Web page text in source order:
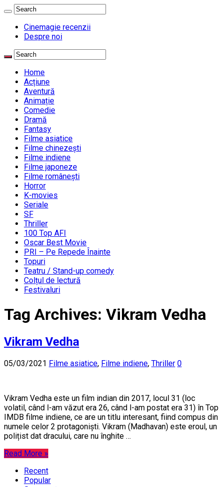
Cinemagie recenzii
Despre noi
Home
Acțiune
Aventură
Animație
Comedie
Dramă
Fantasy
Filme asiatice
Filme chinezești
Filme indiene
Filme japoneze
Filme românești
Horror
K-movies
Seriale
SF
Thriller
100 Top AFI
Oscar Best Movie
PRI – Pe Repede Înainte
Topuri
Teatru / Stand-up comedy
Colțul de lectură
Festivaluri
Tag Archives: Vikram Vedha
Vikram Vedha
05/03/2021 Filme asiatice, Filme indiene, Thriller 0
Vikram Vedha este un film indian din 2017, locul 31 (loc
volatil, când l-am văzut era 26, când l-am postat era 31) în Top
IMDB filme indiene, ce are un titlu interesant, fiind compus din
numele celor 2 protagoniști. Vikram (Madhavan) este eroul, un
polițist dat dracului, care nu înghite …
Read More »
Recent
Popular